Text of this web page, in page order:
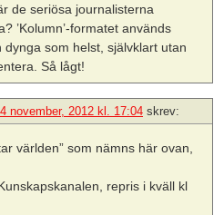
de seriösa journalisterna
’Kolumn’-formatet används
som helst, självklart utan
Så lågt!
november, 2012 kl. 17:04 skrev:
världen” som nämns här ovan,
repris i kväll kl